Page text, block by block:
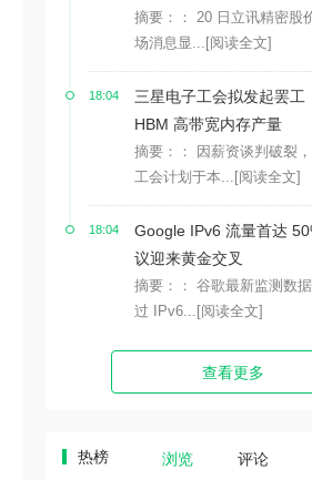
摘要：： 20 日立讯精密股
场消息显... [阅读全文]
18:04
三星电子工会拟发起罢工
HBM 高带宽内存产量
摘要：： 因薪资谈判破裂
工会计划于本... [阅读全文]
18:04
Google IPv6 流量首达
议迎来黄金交叉
摘要：： 谷歌最新监测数
过 IPv6... [阅读全文]
查看更多
热榜 浏览 评论